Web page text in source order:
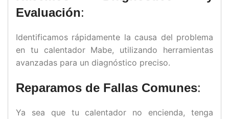
Evaluación:
Identificamos rápidamente la causa del problema
en tu calentador Mabe, utilizando herramientas
avanzadas para un diagnóstico preciso.
Reparamos de Fallas Comunes:
Ya sea que tu calentador no encienda, tenga